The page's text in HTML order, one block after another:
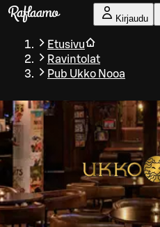
Siirry pääsisältöön
Kirjaudu
Etusivu
Ravintolat
Pub Ukko Nooa